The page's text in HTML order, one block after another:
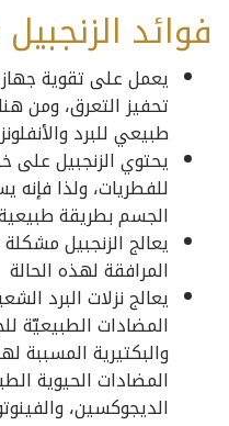
فوائد
يعمل على تقوية
تحفيز التعرق، ومن
طبيعي للبرد
يحتوي الزنجبيل
للفطريات، ولذا
الجسم بطريقة
يعالج الزنجبيل
المرافقة لهذه الحالة
يعالج نزلات البرد
المضادات الطبيعيّة
والبكتيرية المسببة
المضادات الحيوية
الديجوكسين،